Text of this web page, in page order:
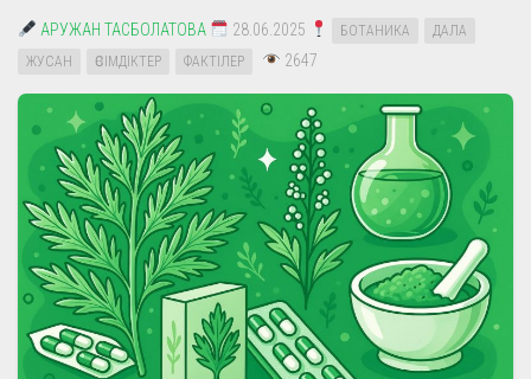
АРУЖАН ТАСБОЛАТОВА 28.06.2025 БОТАНИКА
ДАЛА
ЖУСАН
ӨСІМДІКТЕР ФАКТІЛЕР 2647